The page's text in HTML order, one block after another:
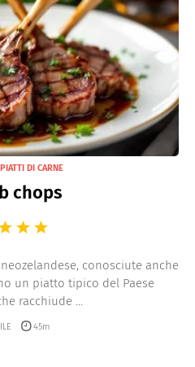
DI CARNE
chops
conosciute anche
un piatto tipico del Paese
racchiude ...
45m